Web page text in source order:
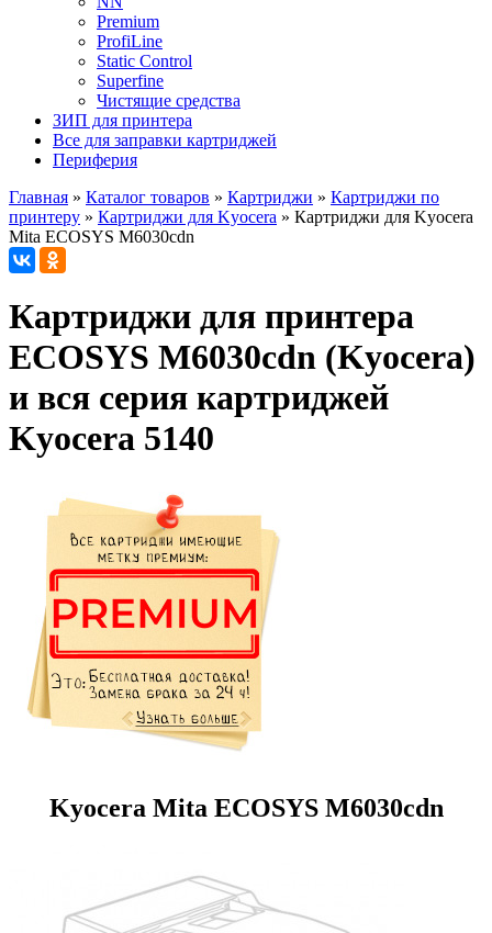
Premium
ProfiLine
Static Control
Superfine
Чистящие средства
ЗИП для принтера
Все для заправки картриджей
Периферия
Главная » Каталог товаров » Картриджи » Картриджи по
принтеру » Картриджи для Kyocera » Картриджи для Kyocera
Mita ECOSYS M6030cdn
Картриджи для принтера
ECOSYS M6030cdn (Kyocera)
и вся серия картриджей
Kyocera 5140
Kyocera Mita ECOSYS M6030cdn